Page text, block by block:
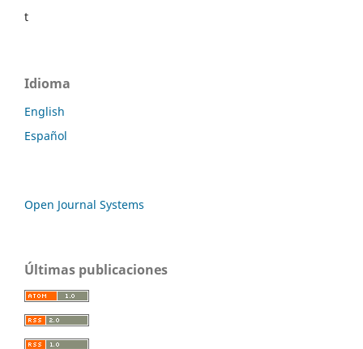
t
Idioma
English
Español
Open Journal Systems
Últimas publicaciones